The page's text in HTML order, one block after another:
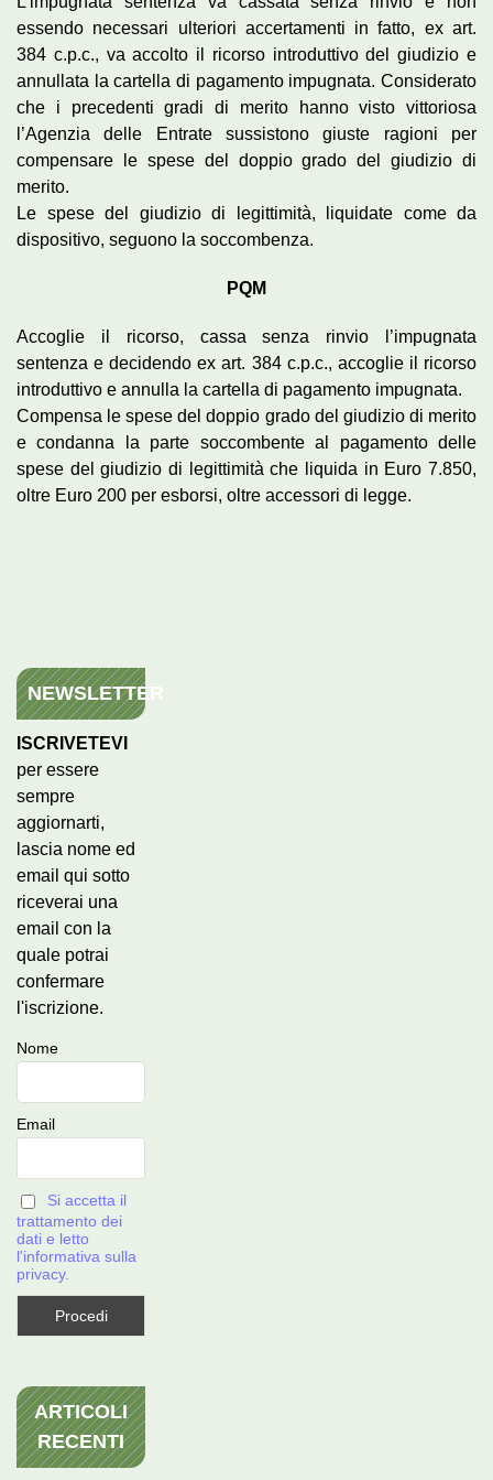
essendo necessari ulteriori accertamenti in fatto, ex art.
384 c.p.c., va accolto il ricorso introduttivo del giudizio e
annullata la cartella di pagamento impugnata. Considerato
che i precedenti gradi di merito hanno visto vittoriosa
l’Agenzia delle Entrate sussistono giuste ragioni per
compensare le spese del doppio grado del giudizio di
merito.
Le spese del giudizio di legittimità, liquidate come da
dispositivo, seguono la soccombenza.
PQM
Accoglie il ricorso, cassa senza rinvio l’impugnata
sentenza e decidendo ex art. 384 c.p.c., accoglie il ricorso
introduttivo e annulla la cartella di pagamento impugnata.
Compensa le spese del doppio grado del giudizio di merito
e condanna la parte soccombente al pagamento delle
spese del giudizio di legittimità che liquida in Euro 7.850,
oltre Euro 200 per esborsi, oltre accessori di legge.
NEWSLETTER
ISCRIVETEVI
per essere
sempre
aggiornarti,
lascia nome ed
email qui sotto
riceverai una
email con la
quale potrai
confermare
l'iscrizione.
Nome
Email
Si accetta il
trattamento dei
dati e letto
l'informativa sulla
privacy.
ARTICOLI
RECENTI